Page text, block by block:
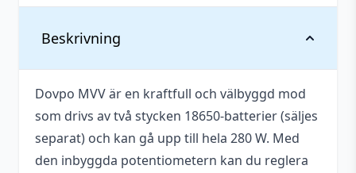
Beskrivning
Dovpo MVV är en kraftfull och välbyggd mod
som drivs av två stycken 18650-batterier (säljes
separat) och kan gå upp till hela 280 W. Med
den inbyggda potentiometern kan du reglera
Tillverkare
Typ
Mod (Reglerbar)
Egenskaper
För erfarna vejpare,
Justerbara inställningar
Laddning via
Nej